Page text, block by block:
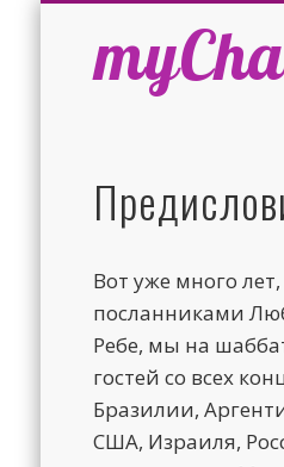
Вот уже много
посланниками
Ребе, мы на
гостей со всех
Бразилии,
США, Израиля,